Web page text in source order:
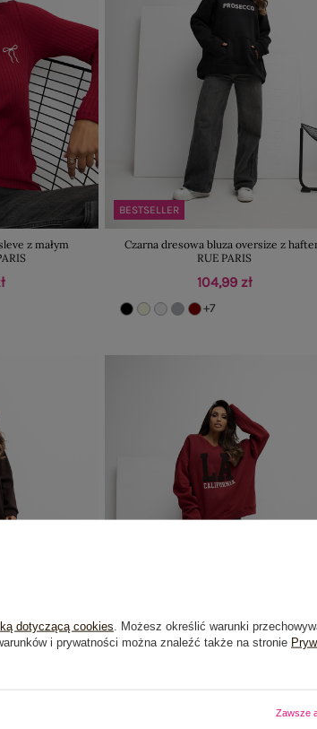
z małym
BESTSELLER
Czarna dresowa bluza oversize z
RUE PARIS
104,99 zł
+7
dotyczącą cookies . Możesz określić warunki
i prywatności można znaleźć także na stronie
Zawsze